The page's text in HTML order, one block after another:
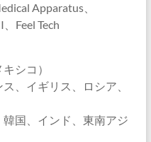
Apparatus、
Feel Tech
シコ）
、イギリス、ロシア、
国、インド、東南アジ